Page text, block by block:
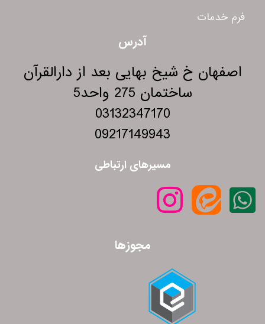
فرم خدمات
آدرس
اصفهان خ شیخ بهایی بعد از دارالقرآن
ساختمان 275 واحد5
03132347170
09217149943
مسیرهای ارتباطی
مجوزها